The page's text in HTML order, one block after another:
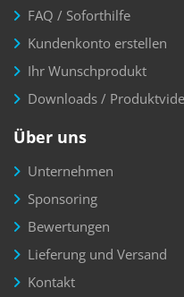
FAQ / Soforthilfe
Kundenkonto erstellen
Ihr Wunschprodukt
Downloads /
Über uns
Unternehmen
Sponsoring
Bewertungen
Lieferung und Versand
Kontakt